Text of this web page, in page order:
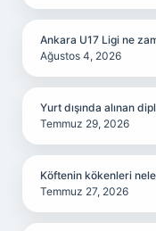
Ankara U17 Ligi ne
Ağustos 4, 2026
Yurt dışında alınan
Temmuz 29, 2026
Köftenin kökenleri
Temmuz 27, 2026